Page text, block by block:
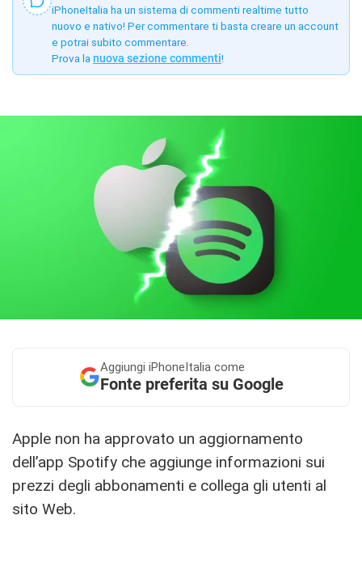
iPhoneItalia ha un sistema di commenti realtime tutto
nuovo e nativo! Per commentare ti basta creare un account
e potrai subito commentare.
Prova la nuova sezione commenti!
Aggiungi iPhoneItalia come
Fonte preferita su Google
Apple non ha approvato un aggiornamento
dell’app Spotify che aggiunge informazioni sui
prezzi degli abbonamenti e collega gli utenti al
sito Web.